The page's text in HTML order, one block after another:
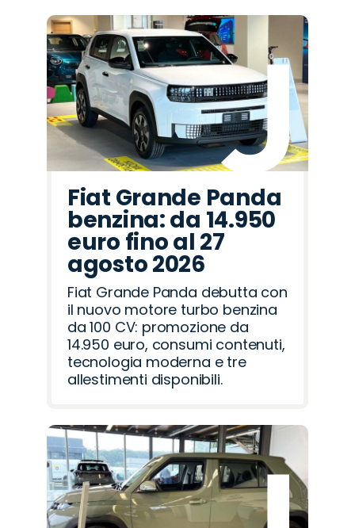
Fiat Grande Panda
benzina: da 14.950
euro fino al 27
agosto 2026
Fiat Grande Panda debutta con
il nuovo motore turbo benzina
da 100 CV: promozione da
14.950 euro, consumi contenuti,
tecnologia moderna e tre
allestimenti disponibili.